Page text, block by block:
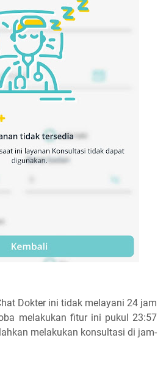
Dokter ini tidak melayani 24 jam
melakukan fitur ini pukul 23:57
melakukan konsultasi di jam-